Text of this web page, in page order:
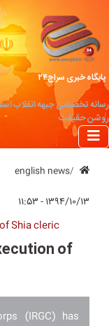
پایگاه خبری سراج۲۴
رسانه تخصصی جبهه انقلاب
روشن حقیقت
english news
۱۳۹۴/۱۰/۱۳ - ۱۱:۵۳
Shia cleric
of
(IRGC) has